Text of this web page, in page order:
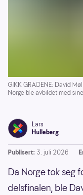
GIKK GRADENE: David
Norge ble avbildet med
Lars
Hulleberg
Publisert: 3. juli 2026
Da Norge tok seg
delsfinalen, ble